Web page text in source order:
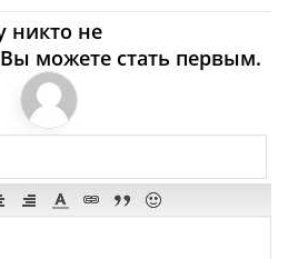
купить?
Шоппинг
Булочные
Торговые Центры
никто не
можете стать первым.